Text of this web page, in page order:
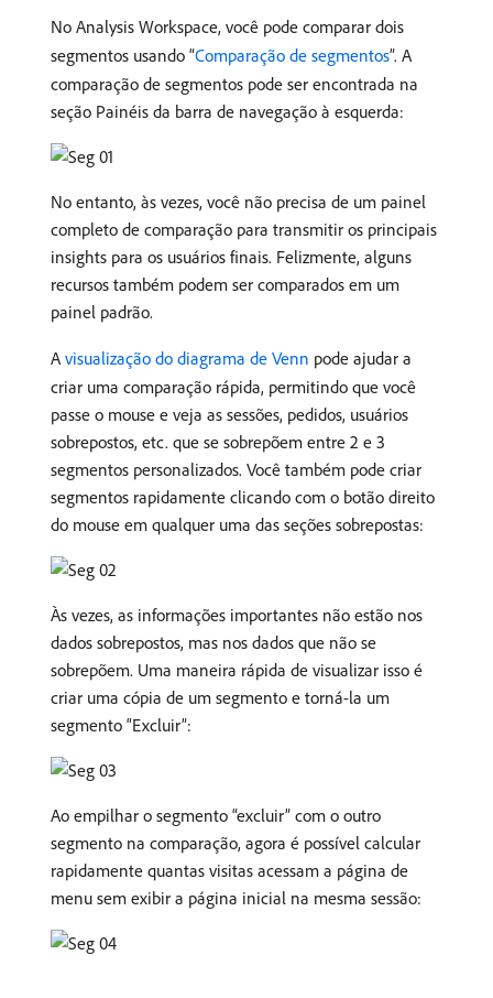
No Analysis Workspace, você pode comparar dois
segmentos usando “Comparação de segmentos”. A
comparação de segmentos pode ser encontrada na
seção Painéis da barra de navegação à esquerda:
No entanto, às vezes, você não precisa de um painel
completo de comparação para transmitir os principais
insights para os usuários finais. Felizmente, alguns
recursos também podem ser comparados em um
painel padrão.
A visualização do diagrama de Venn pode ajudar a
criar uma comparação rápida, permitindo que você
passe o mouse e veja as sessões, pedidos, usuários
sobrepostos, etc. que se sobrepõem entre 2 e 3
segmentos personalizados. Você também pode criar
segmentos rapidamente clicando com o botão direito
do mouse em qualquer uma das seções sobrepostas:
Às vezes, as informações importantes não estão nos
dados sobrepostos, mas nos dados que não se
sobrepõem. Uma maneira rápida de visualizar isso é
criar uma cópia de um segmento e torná-la um
segmento “Excluir”:
Ao empilhar o segmento “excluir” com o outro
segmento na comparação, agora é possível calcular
rapidamente quantas visitas acessam a página de
menu sem exibir a página inicial na mesma sessão: